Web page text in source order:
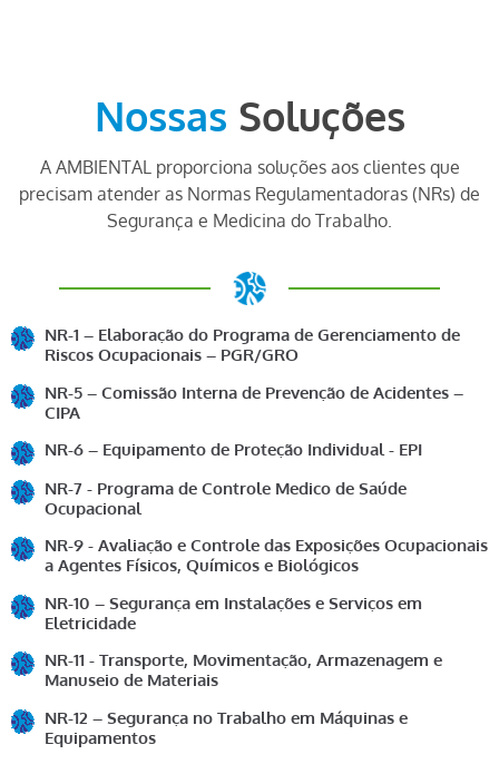
Nossas Soluções
A AMBIENTAL proporciona soluções aos clientes que
precisam atender as Normas Regulamentadoras (NRs) de
Segurança e Medicina do Trabalho.
NR-1 – Elaboração do Programa de Gerenciamento de
Riscos Ocupacionais – PGR/GRO
NR-5 – Comissão Interna de Prevenção de Acidentes –
CIPA
NR-6 – Equipamento de Proteção Individual - EPI
NR-7 - Programa de Controle Medico de Saúde
Ocupacional
NR-9 - Avaliação e Controle das Exposições Ocupacionais
a Agentes Físicos, Químicos e Biológicos
NR-10 – Segurança em Instalações e Serviços em
Eletricidade
NR-11 - Transporte, Movimentação, Armazenagem e
Manuseio de Materiais
NR-12 – Segurança no Trabalho em Máquinas e
Equipamentos